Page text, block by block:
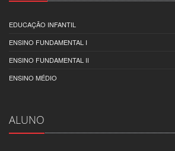
EDUCAÇÃO INFANTIL
ENSINO FUNDAMENTAL I
ENSINO FUNDAMENTAL II
ENSINO MÉDIO
ALUNO